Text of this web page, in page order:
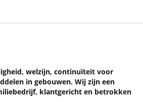
welzijn, continuïteit voor
in gebouwen. Wij zijn een
klantgericht en betrokken